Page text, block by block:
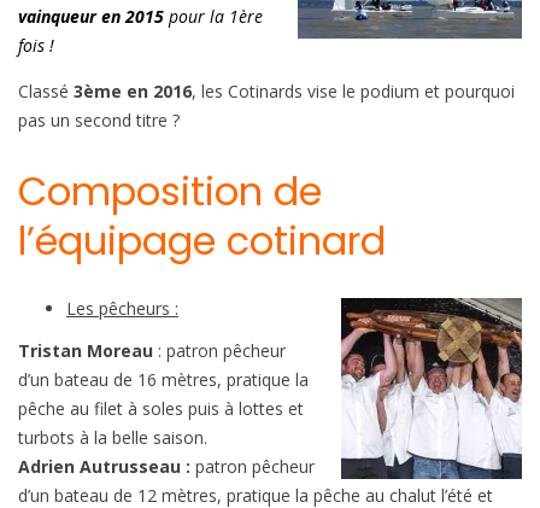
vainqueur en 2015 pour la 1ère
fois !
Classé 3ème en 2016, les Cotinards vise le podium et pourquoi
pas un second titre ?
Composition de
l’équipage cotinard
Les pêcheurs :
Tristan Moreau : patron pêcheur
d’un bateau de 16 mètres, pratique la
pêche au filet à soles puis à lottes et
turbots à la belle saison.
Adrien Autrusseau : patron pêcheur
d’un bateau de 12 mètres, pratique la pêche au chalut l’été et